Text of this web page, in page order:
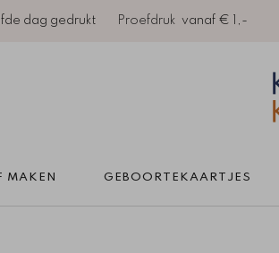
dag gedrukt Proefdruk vanaf € 1,-
MAKEN GEBOORTEKAARTJES